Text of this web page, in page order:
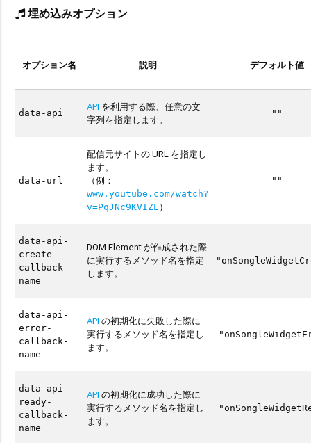
埋め込みオプション
オプション名 説明 デフォルト値
data-api
API を利用する際、任意の文
字列を指定します。
""
data-url
配信元サイトの URL を指定し
ます。
（例：
www.youtube.com/watch?
v=PqJNc9KVIZE ）
""
data-api-
create-
callback-
name
DOM Element が作成された際
に実行するメソッド名を指定
します。
data-api-
error-
callback-
name
API の初期化に失敗した際に
実行するメソッド名を指定し
ます。
data-api-
ready-
callback-
name
API の初期化に成功した際に
実行するメソッド名を指定し
ます。